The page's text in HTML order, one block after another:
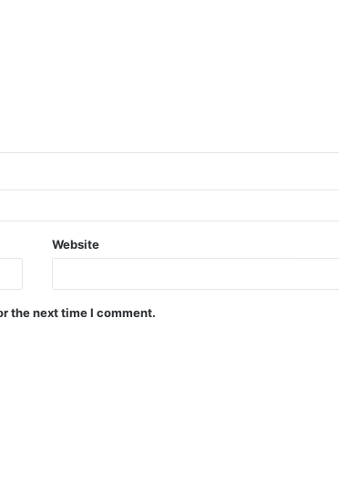
Website
the next time I comment.